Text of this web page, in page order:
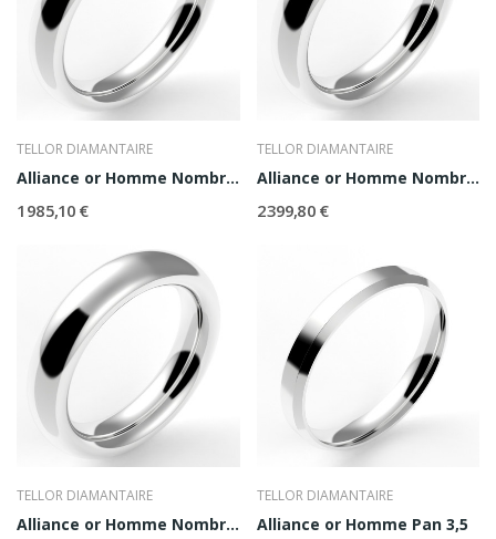
TELLOR DIAMANTAIRE
Alliance or Homme Nombre d'Or 4,5
1 985,10 €
TELLOR DIAMANTAIRE
Alliance or Homme Nombre d'Or 5
2 399,80 €
TELLOR DIAMANTAIRE
Alliance or Homme Nombre d'Or 5,5
TELLOR DIAMANTAIRE
Alliance or Homme Pan 3,5